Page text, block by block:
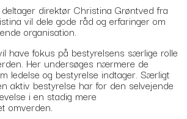
direktør Christina Grøntved fra
vil dele gode råd og erfaringer om
organisation.
have fokus på bestyrelsens særlige rolle
Her undersøges nærmere de
ledelse og bestyrelse indtager. Særligt
aktiv bestyrelse har for den selvejende
i en stadig mere
omverden.